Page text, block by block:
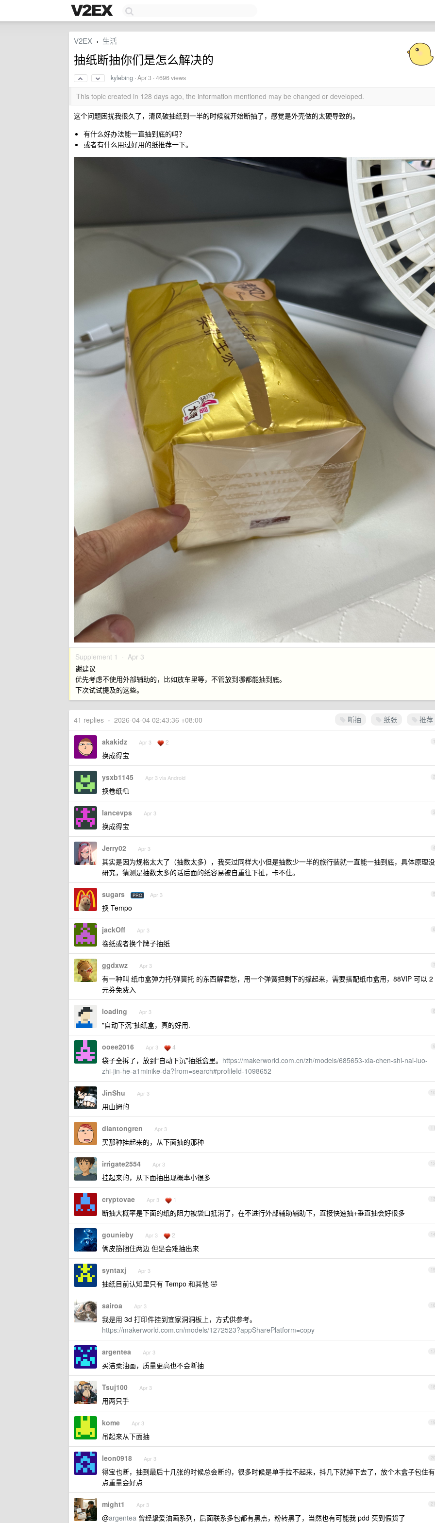
V2EX › 生活
抽纸断抽你们是怎么解决的
kylebing ·Apr 3 · 4696 views
This topic created in 128 days ago, the information mentioned may be changed or developed.
这个问题困扰我很久了，清风破抽纸到一半的时候就开始断抽了，感觉是外壳做的太硬导致的。
有什么好办法能一直抽到底的吗？
或者有什么用过好用的纸推荐一下。
Supplement 1 · Apr 3
谢建议
优先考虑不使用外部辅助的，比如放车里等，不管放到哪都能抽到底。
下次试试提及的这些。
断抽 纸张 推荐
41 replies • 2026-04-04 02:43:36 +08:00
1
akakidz Apr 3 2
换成得宝
2
ysxb1145 Apr 3 via Android
换卷纸🧻
3
lancevps Apr 3
换成得宝
4
Jerry02 Apr 3
其实是因为规格太大了（抽数太多），我买过同样大小但是抽数少一半的旅行装就一直能一抽到底，具体原理没
研究，猜测是抽数太多的话后面的纸容易被自重往下扯，卡不住。
5
sugars PRO Apr 3
换 Tempo
6
jackOff Apr 3
卷纸或者换个牌子抽纸
7
ggdxwz Apr 3
有一种叫 纸巾盒弹力托/弹簧托 的东西解君愁，用一个弹簧把剩下的撑起来，需要搭配纸巾盒用，88VIP 可以 2
元券免费入
8
loading Apr 3
"自动下沉”抽纸盒，真的好用.
9
ooee2016 Apr 3 4
袋子全拆了，放到“自动下沉”抽纸盒里。 https://makerworld.com.cn/zh/models/685653-xia-chen-shi-nai-luo-
zhi-jin-he-a1minike-da?from=search#profileId-1098652
10
JinShu Apr 3
用山姆的
11
diantongren Apr 3
买那种挂起来的，从下面抽的那种
12
irrigate2554 Apr 3
挂起来的，从下面抽出现概率小很多
13
cryptovae Apr 3 1
断抽大概率是下面的纸的阻力被袋口抵消了，在不进行外部辅助辅助下，直接快速抽+垂直抽会好很多
14
gounieby Apr 3 2
俩皮筋捆住两边 但是会难抽出来
15
syntaxj Apr 3
抽纸目前认知里只有 Tempo 和其他 🤣
16
sairoa Apr 3
我是用 3d 打印件挂到宜家洞洞板上，方式供参考。
https://makerworld.com.cn/models/1272523?appSharePlatform=copy
17
argentea Apr 3
买洁柔油画，质量更高也不会断抽
18
Tsuj100 Apr 3
用两只手
19
kome Apr 3
吊起来从下面抽
20
leon0918 Apr 3
得宝也断，抽到最后十几张的时候总会断的，很多时候是单手拉不起来，抖几下就掉下去了，放个木盒子包住有
点重量会好点
21
might1 Apr 3
@argentea 曾经挚爱油画系列，后面联系多包都有黑点，粉转黑了，当然也有可能我 pdd 买到假货了